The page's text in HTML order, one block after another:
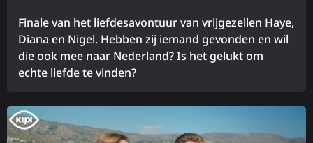
Finale van het liefdesavontuur van vrijgezellen Haye,
Diana en Nigel. Hebben zij iemand gevonden en wil
die ook mee naar Nederland? Is het gelukt om
echte liefde te vinden?
meer
over